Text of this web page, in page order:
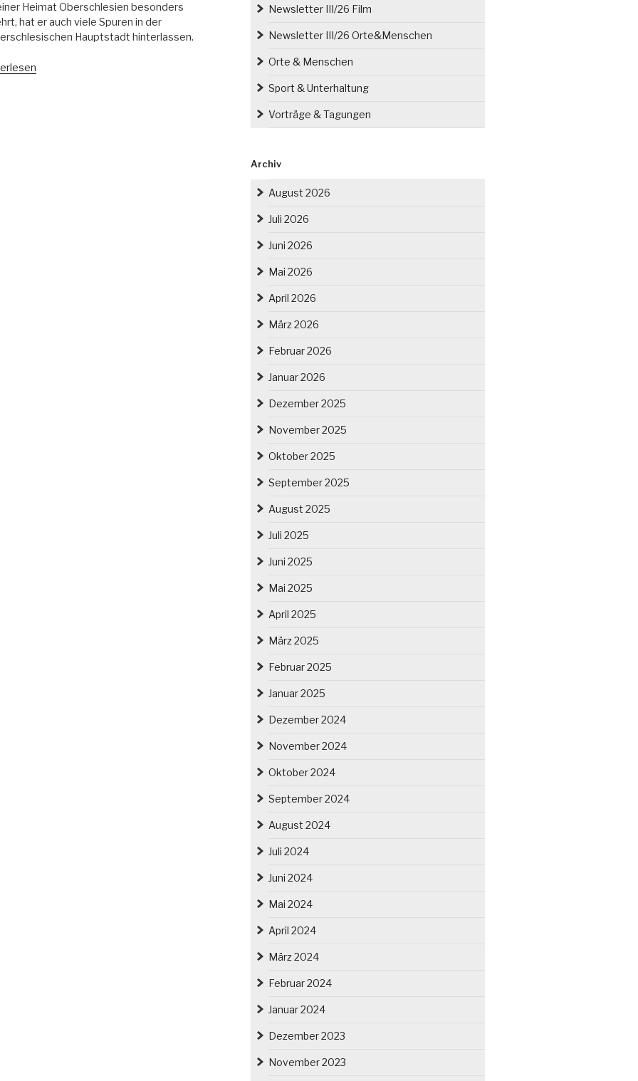
Heimat Oberschlesien besonders
hat er auch viele Spuren in der
Hauptstadt hinterlassen.
Newsletter III/26 Film
Newsletter III/26 Orte&Menschen
Orte & Menschen
Sport & Unterhaltung
Vorträge & Tagungen
Archiv
August 2026
Juli 2026
Juni 2026
Mai 2026
April 2026
März 2026
Februar 2026
Januar 2026
Dezember 2025
November 2025
Oktober 2025
September 2025
August 2025
Juli 2025
Juni 2025
Mai 2025
April 2025
März 2025
Februar 2025
Januar 2025
Dezember 2024
November 2024
Oktober 2024
September 2024
August 2024
Juli 2024
Juni 2024
Mai 2024
April 2024
März 2024
Februar 2024
Januar 2024
Dezember 2023
November 2023